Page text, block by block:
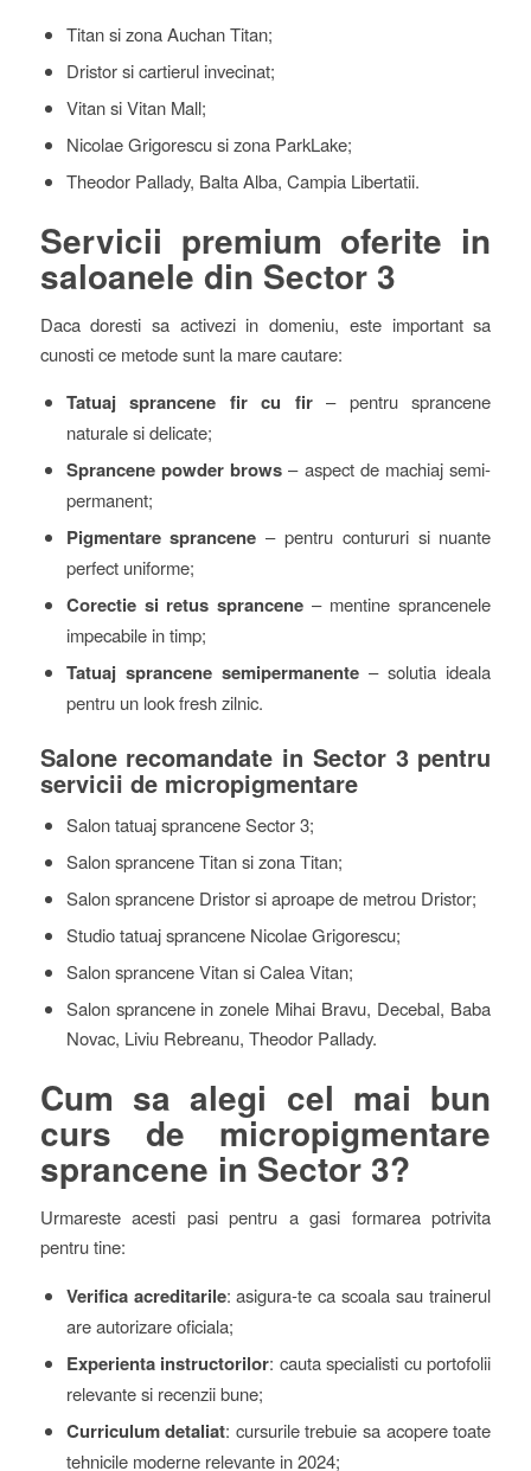
Titan si zona Auchan Titan;
Dristor si cartierul invecinat;
Vitan si Vitan Mall;
Nicolae Grigorescu si zona ParkLake;
Theodor Pallady, Balta Alba, Campia Libertatii.
Servicii premium oferite in
saloanele din Sector 3
Daca doresti sa activezi in domeniu, este important sa
cunosti ce metode sunt la mare cautare:
Tatuaj sprancene fir cu fir– pentru sprancene
naturale si delicate;
Sprancene powder brows – aspect de machiaj semi-
permanent;
Pigmentare sprancene – pentru contururi si nuante
perfect uniforme;
Corectie si retus sprancene – mentine sprancenele
impecabile in timp;
Tatuaj sprancene semipermanente– solutia ideala
pentru un look fresh zilnic.
Salone recomandate in Sector 3 pentru
servicii de micropigmentare
Salon tatuaj sprancene Sector 3;
Salon sprancene Titan si zona Titan;
Salon sprancene Dristor si aproape de metrou Dristor;
Studio tatuaj sprancene Nicolae Grigorescu;
Salon sprancene Vitan si Calea Vitan;
Salon sprancene in zonele Mihai Bravu, Decebal, Baba
Novac, Liviu Rebreanu, Theodor Pallady.
Cum sa alegi cel mai bun
curs de micropigmentare
sprancene in Sector 3?
Urmareste acesti pasi pentru a gasi formarea potrivita
pentru tine:
Verifica acreditarile: asigura-te ca scoala sau trainerul
are autorizare oficiala;
Experienta instructorilor: cauta specialisti cu portofolii
relevante si recenzii bune;
Curriculum detaliat: cursurile trebuie sa acopere toate
tehnicile moderne relevante in 2024;